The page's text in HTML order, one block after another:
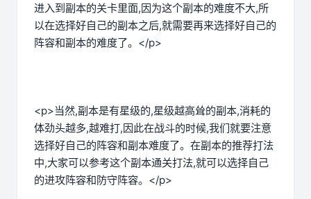
进入到副本的关卡里面,因为这个副本的难度不大,所
以在选择好自己的副本之后,就需要再来选择好自己的
阵容和副本的难度了。</p>
<p>当然,副本是有星级的,星级越高耸的副本,消耗的
体劲头越多,越难打,因此在战斗的时候,我们就要注意
选择好自己的阵容和副本难度了。在副本的推荐打法
中,大家可以参考这个副本通关打法,就可以选择自己
的进攻阵容和防守阵容。</p>